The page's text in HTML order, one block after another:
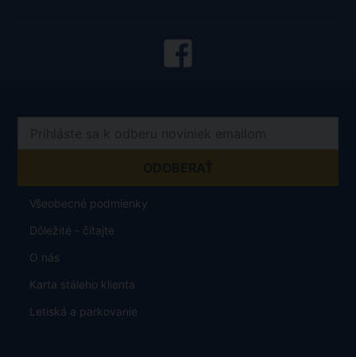
Všeobecné podmienky
Dôležité - čítajte
O nás
Karta stáleho klienta
Letiská a parkovanie